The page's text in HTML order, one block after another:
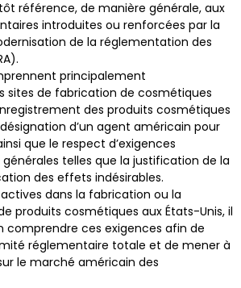
référence, de manière générale, aux
introduites ou renforcées par la
de la réglementation des
principalement
sites de fabrication de cosmétiques
des produits cosmétiques
d’un agent américain pour
que le respect d’exigences
telles que la justification de la
des effets indésirables.
dans la fabrication ou la
produits cosmétiques aux États-Unis, il
comprendre ces exigences afin de
réglementaire totale et de mener à
le marché américain des